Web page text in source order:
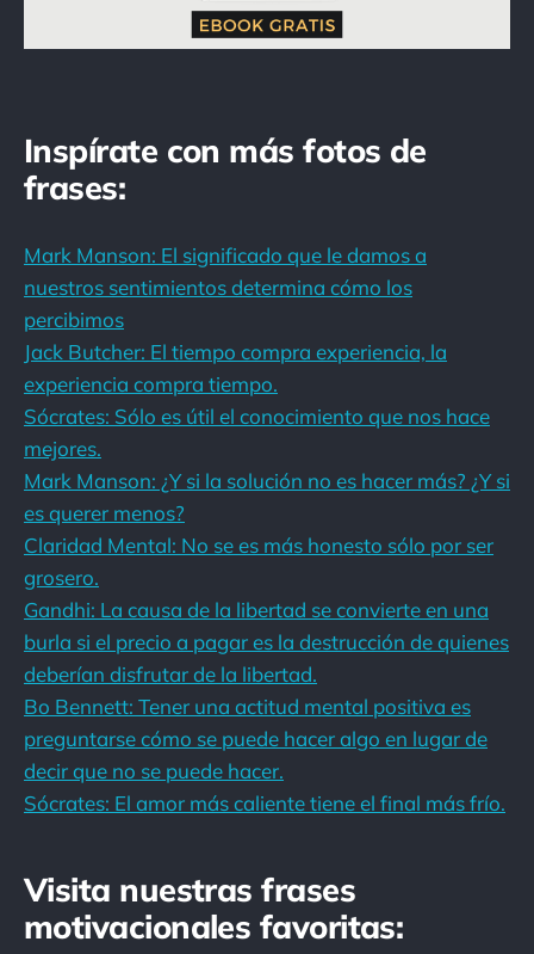
Inspírate con más fotos de
frases:
Mark Manson: El significado que le damos a
nuestros sentimientos determina cómo los
percibimos
Jack Butcher: El tiempo compra experiencia, la
experiencia compra tiempo.
Sócrates: Sólo es útil el conocimiento que nos hace
mejores.
Mark Manson: ¿Y si la solución no es hacer más? ¿Y si
es querer menos?
Claridad Mental: No se es más honesto sólo por ser
grosero.
Gandhi: La causa de la libertad se convierte en una
burla si el precio a pagar es la destrucción de quienes
deberían disfrutar de la libertad.
Bo Bennett: Tener una actitud mental positiva es
preguntarse cómo se puede hacer algo en lugar de
decir que no se puede hacer.
Sócrates: El amor más caliente tiene el final más frío.
Visita nuestras frases
motivacionales favoritas: